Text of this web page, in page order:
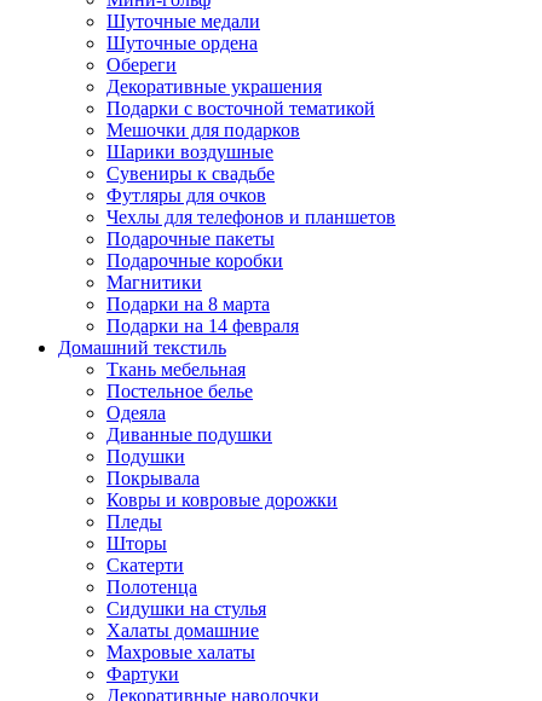
Шуточные медали
Шуточные ордена
Обереги
Декоративные украшения
Подарки с восточной тематикой
Мешочки для подарков
Шарики воздушные
Сувениры к свадьбе
Футляры для очков
Чехлы для телефонов и планшетов
Подарочные пакеты
Подарочные коробки
Магнитики
Подарки на 8 марта
Подарки на 14 февраля
Домашний текстиль
Ткань мебельная
Постельное белье
Одеяла
Диванные подушки
Подушки
Покрывала
Ковры и ковровые дорожки
Пледы
Шторы
Скатерти
Полотенца
Сидушки на стулья
Халаты домашние
Махровые халаты
Фартуки
Декоративные наволочки